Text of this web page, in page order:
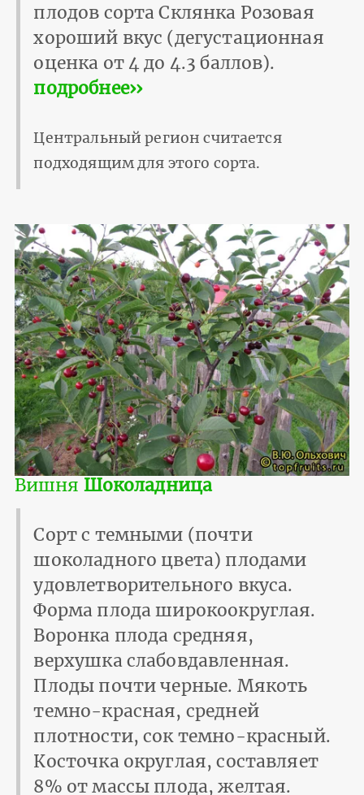
плодов сорта Склянка Розовая
хороший вкус (дегустационная
оценка от 4 до 4.3 баллов).
подробнее››
Центральный регион считается
подходящим для этого сорта.
Вишня Шоколадница
Сорт с темными (почти
шоколадного цвета) плодами
удовлетворительного вкуса.
Форма плода широкоокруглая.
Воронка плода средняя,
верхушка слабовдавленная.
Плоды почти черные. Мякоть
темно-красная, средней
плотности, сок темно-красный.
Косточка округлая, составляет
8% от массы плода, желтая.